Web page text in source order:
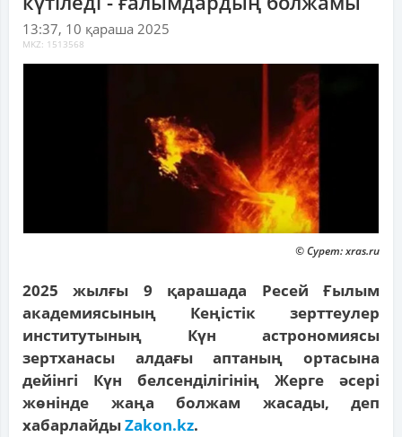
13:37, 10 қараша 2025
MKZ: 1513568
© Сурет: xras.ru
2025 жылғы 9 қарашада Ресей Ғылым
академиясының Кеңістік зерттеулер
институтының Күн астрономиясы
зертханасы алдағы аптаның ортасына
дейінгі Күн белсенділігінің Жерге әсері
жөнінде жаңа болжам жасады, деп
хабарлайдыZakon.kz.